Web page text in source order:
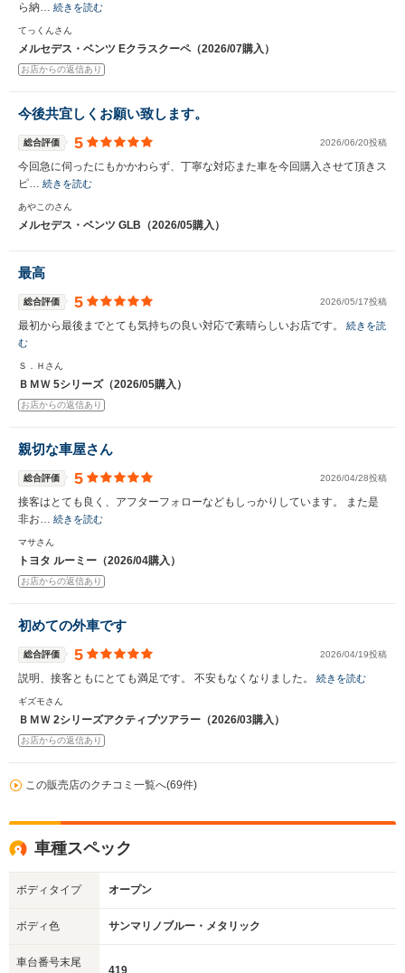
ら納… 続きを読む
てっくんさん
メルセデス・ベンツ Eクラスクーペ（2026/07購入）
お店からの返信あり
今後共宜しくお願い致します。
総合評価 5 2026/06/20投稿
今回急に伺ったにもかかわらず、丁寧な対応また車を今回購入させて頂きス
ピ… 続きを読む
あやこのさん
メルセデス・ベンツ GLB（2026/05購入）
最高
総合評価 5 2026/05/17投稿
最初から最後までとても気持ちの良い対応で素晴らしいお店です。 続きを読
む
Ｓ．Ｈさん
ＢＭＷ 5シリーズ（2026/05購入）
お店からの返信あり
親切な車屋さん
総合評価 5 2026/04/28投稿
接客はとても良く、アフターフォローなどもしっかりしています。 また是
非お… 続きを読む
マサさん
トヨタ ルーミー（2026/04購入）
お店からの返信あり
初めての外車です
総合評価 5 2026/04/19投稿
説明、接客ともにとても満足です。 不安もなくなりました。 続きを読む
ギズモさん
ＢＭＷ 2シリーズアクティブツアラー（2026/03購入）
お店からの返信あり
この販売店のクチコミ一覧へ(69件)
車種スペック
ボディタイプ オープン
ボディ色 サンマリノブルー・メタリック
車台番号末尾
419